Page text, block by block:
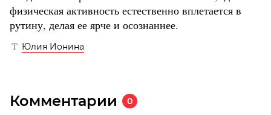
физическая активность естественно вплетается в
рутину, делая ее ярче и осознаннее.
Юлия Ионина
Комментарии 0